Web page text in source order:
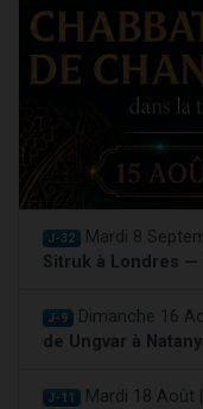
J-32 Mardi 8
Sitruk à Londres —
J-9 Dimanche 16
de Ungvar à
J-11 Mardi 18 Août |